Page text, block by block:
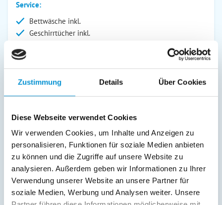
Zustimmung Details Über Cookies
Diese Webseite verwendet Cookies
Wir verwenden Cookies, um Inhalte und Anzeigen zu
personalisieren, Funktionen für soziale Medien anbieten
zu können und die Zugriffe auf unsere Website zu
analysieren. Außerdem geben wir Informationen zu Ihrer
Verwendung unserer Website an unsere Partner für
soziale Medien, Werbung und Analysen weiter. Unsere
Service:
Bettwäsche inkl.
Geschirrtücher inkl.
Unsere Ferienwohnung werden privat nur in der Zeit von
Juni bis September geführt.
Die Ferienwohnungen sind modern eingerichtet und
befinden sich in einer ruhigen Wohngegend mit viel Natur.
Bei der Nutzung der Ferienwohnungen stehen Ihnen ein
Grillplatz sowie Gartenmöbel zur Verfügung.